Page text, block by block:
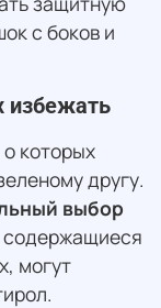
с боков и
избежать
которых
другу.
выбор
содержащиеся
могут